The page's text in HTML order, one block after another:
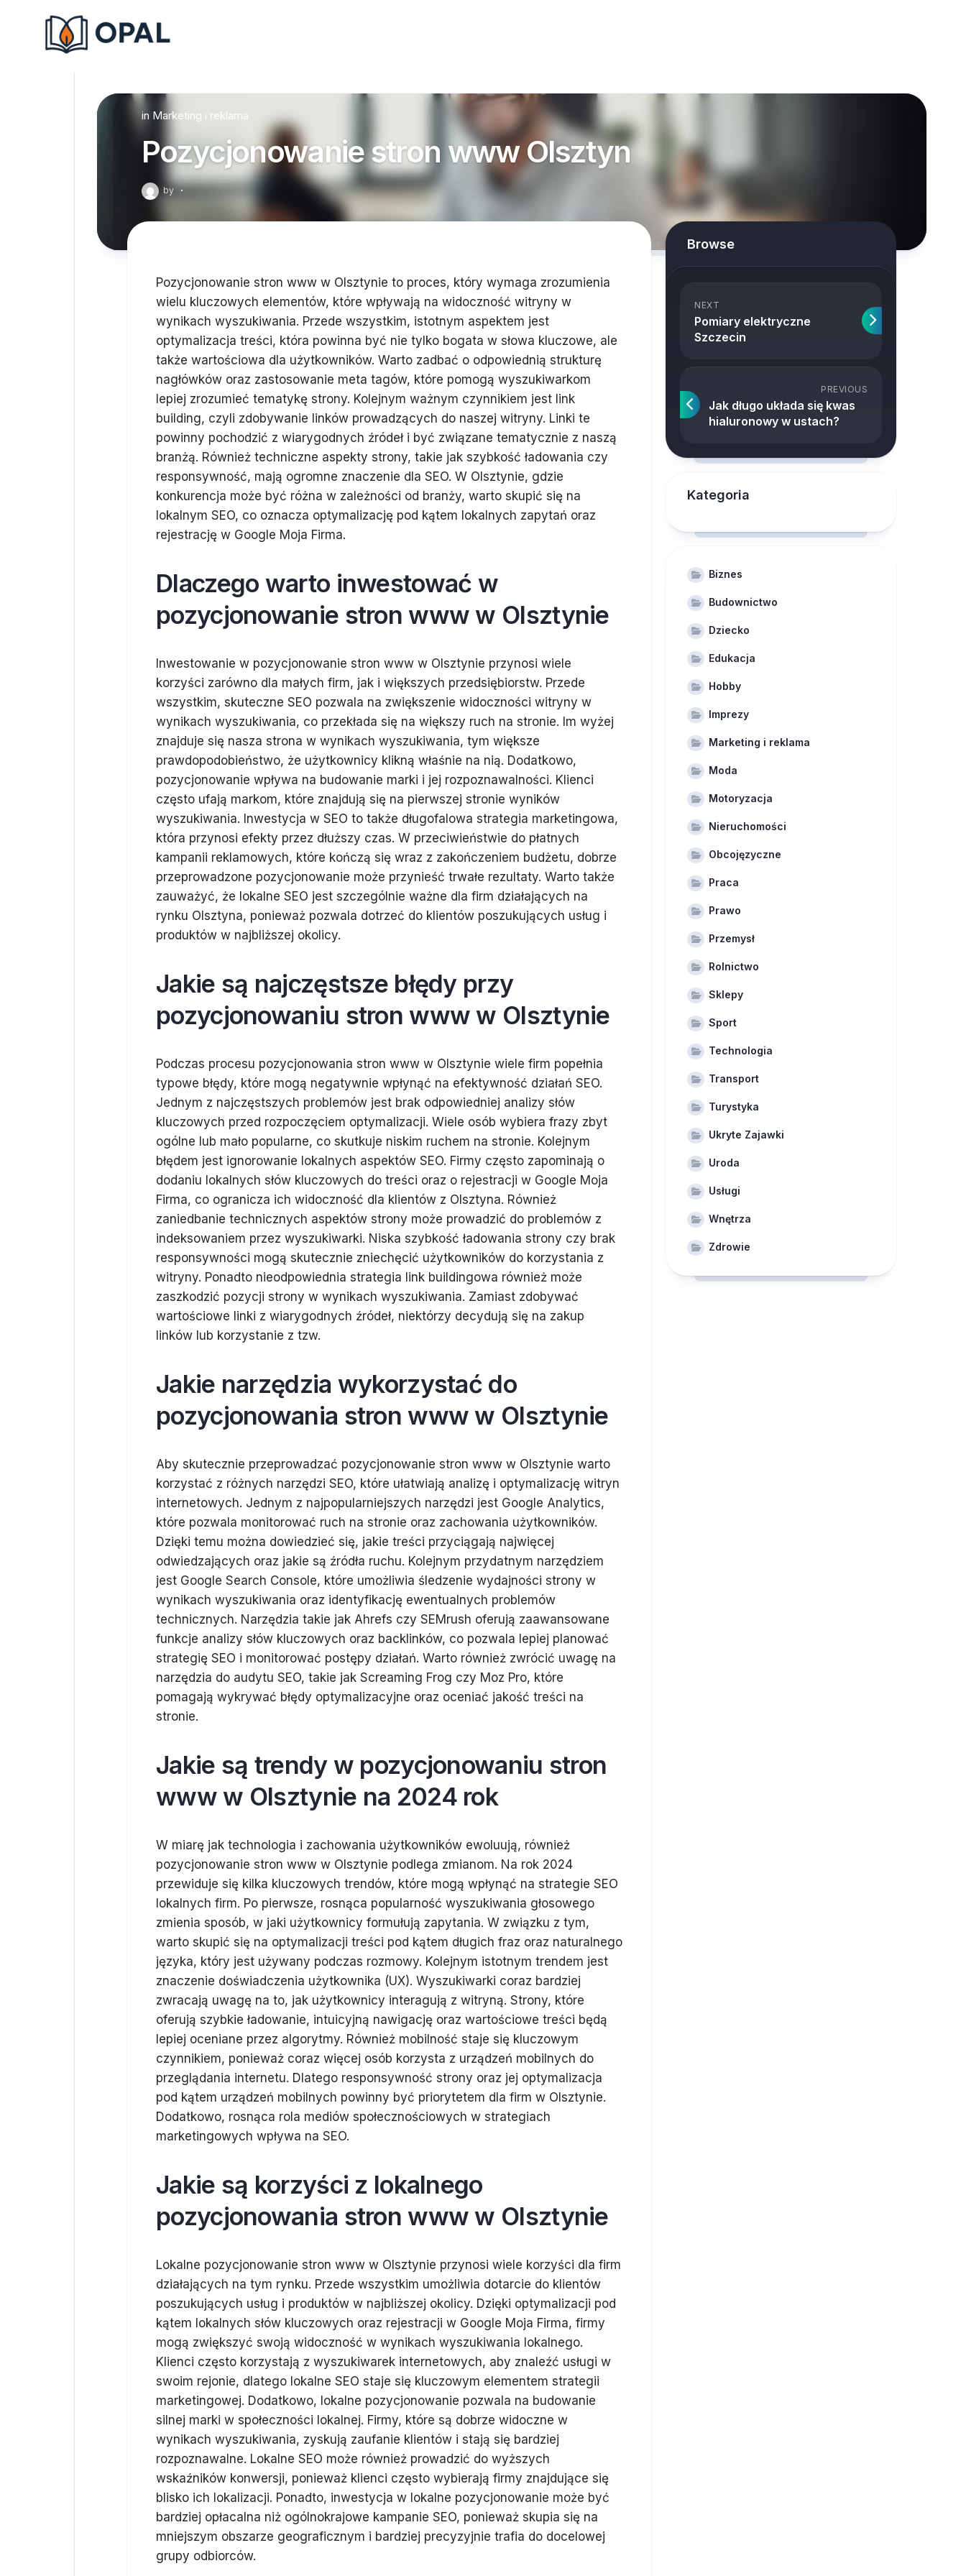
in Marketing i reklama
Pozycjonowanie stron www Olsztyn
by ·
Pozycjonowanie stron www w Olsztynie to proces, który wymaga zrozumienia
wielu kluczowych elementów, które wpływają na widoczność witryny w
wynikach wyszukiwania. Przede wszystkim, istotnym aspektem jest
optymalizacja treści, która powinna być nie tylko bogata w słowa kluczowe, ale
także wartościowa dla użytkowników. Warto zadbać o odpowiednią strukturę
nagłówków oraz zastosowanie meta tagów, które pomogą wyszukiwarkom
lepiej zrozumieć tematykę strony. Kolejnym ważnym czynnikiem jest link
building, czyli zdobywanie linków prowadzących do naszej witryny. Linki te
powinny pochodzić z wiarygodnych źródeł i być związane tematycznie z naszą
branżą. Również techniczne aspekty strony, takie jak szybkość ładowania czy
responsywność, mają ogromne znaczenie dla SEO. W Olsztynie, gdzie
konkurencja może być różna w zależności od branży, warto skupić się na
lokalnym SEO, co oznacza optymalizację pod kątem lokalnych zapytań oraz
rejestrację w Google Moja Firma.
Dlaczego warto inwestować w
pozycjonowanie stron www w Olsztynie
Inwestowanie w pozycjonowanie stron www w Olsztynie przynosi wiele
korzyści zarówno dla małych firm, jak i większych przedsiębiorstw. Przede
wszystkim, skuteczne SEO pozwala na zwiększenie widoczności witryny w
wynikach wyszukiwania, co przekłada się na większy ruch na stronie. Im wyżej
znajduje się nasza strona w wynikach wyszukiwania, tym większe
prawdopodobieństwo, że użytkownicy klikną właśnie na nią. Dodatkowo,
pozycjonowanie wpływa na budowanie marki i jej rozpoznawalności. Klienci
często ufają markom, które znajdują się na pierwszej stronie wyników
wyszukiwania. Inwestycja w SEO to także długofalowa strategia marketingowa,
która przynosi efekty przez dłuższy czas. W przeciwieństwie do płatnych
kampanii reklamowych, które kończą się wraz z zakończeniem budżetu, dobrze
przeprowadzone pozycjonowanie może przynieść trwałe rezultaty. Warto także
zauważyć, że lokalne SEO jest szczególnie ważne dla firm działających na
rynku Olsztyna, ponieważ pozwala dotrzeć do klientów poszukujących usług i
produktów w najbliższej okolicy.
Jakie są najczęstsze błędy przy
pozycjonowaniu stron www w Olsztynie
Podczas procesu pozycjonowania stron www w Olsztynie wiele firm popełnia
typowe błędy, które mogą negatywnie wpłynąć na efektywność działań SEO.
Jednym z najczęstszych problemów jest brak odpowiedniej analizy słów
kluczowych przed rozpoczęciem optymalizacji. Wiele osób wybiera frazy zbyt
ogólne lub mało popularne, co skutkuje niskim ruchem na stronie. Kolejnym
błędem jest ignorowanie lokalnych aspektów SEO. Firmy często zapominają o
dodaniu lokalnych słów kluczowych do treści oraz o rejestracji w Google Moja
Firma, co ogranicza ich widoczność dla klientów z Olsztyna. Również
zaniedbanie technicznych aspektów strony może prowadzić do problemów z
indeksowaniem przez wyszukiwarki. Niska szybkość ładowania strony czy brak
responsywności mogą skutecznie zniechęcić użytkowników do korzystania z
witryny. Ponadto nieodpowiednia strategia link buildingowa również może
zaszkodzić pozycji strony w wynikach wyszukiwania. Zamiast zdobywać
wartościowe linki z wiarygodnych źródeł, niektórzy decydują się na zakup
linków lub korzystanie z tzw.
Jakie narzędzia wykorzystać do
pozycjonowania stron www w Olsztynie
Aby skutecznie przeprowadzać pozycjonowanie stron www w Olsztynie warto
korzystać z różnych narzędzi SEO, które ułatwiają analizę i optymalizację witryn
internetowych. Jednym z najpopularniejszych narzędzi jest Google Analytics,
które pozwala monitorować ruch na stronie oraz zachowania użytkowników.
Dzięki temu można dowiedzieć się, jakie treści przyciągają najwięcej
odwiedzających oraz jakie są źródła ruchu. Kolejnym przydatnym narzędziem
jest Google Search Console, które umożliwia śledzenie wydajności strony w
wynikach wyszukiwania oraz identyfikację ewentualnych problemów
technicznych. Narzędzia takie jak Ahrefs czy SEMrush oferują zaawansowane
funkcje analizy słów kluczowych oraz backlinków, co pozwala lepiej planować
strategię SEO i monitorować postępy działań. Warto również zwrócić uwagę na
narzędzia do audytu SEO, takie jak Screaming Frog czy Moz Pro, które
pomagają wykrywać błędy optymalizacyjne oraz oceniać jakość treści na
stronie.
Jakie są trendy w pozycjonowaniu stron
www w Olsztynie na 2024 rok
W miarę jak technologia i zachowania użytkowników ewoluują, również
pozycjonowanie stron www w Olsztynie podlega zmianom. Na rok 2024
przewiduje się kilka kluczowych trendów, które mogą wpłynąć na strategie SEO
lokalnych firm. Po pierwsze, rosnąca popularność wyszukiwania głosowego
zmienia sposób, w jaki użytkownicy formułują zapytania. W związku z tym,
warto skupić się na optymalizacji treści pod kątem długich fraz oraz naturalnego
języka, który jest używany podczas rozmowy. Kolejnym istotnym trendem jest
znaczenie doświadczenia użytkownika (UX). Wyszukiwarki coraz bardziej
zwracają uwagę na to, jak użytkownicy interagują z witryną. Strony, które
oferują szybkie ładowanie, intuicyjną nawigację oraz wartościowe treści będą
lepiej oceniane przez algorytmy. Również mobilność staje się kluczowym
czynnikiem, ponieważ coraz więcej osób korzysta z urządzeń mobilnych do
przeglądania internetu. Dlatego responsywność strony oraz jej optymalizacja
pod kątem urządzeń mobilnych powinny być priorytetem dla firm w Olsztynie.
Dodatkowo, rosnąca rola mediów społecznościowych w strategiach
marketingowych wpływa na SEO.
Jakie są korzyści z lokalnego
pozycjonowania stron www w Olsztynie
Lokalne pozycjonowanie stron www w Olsztynie przynosi wiele korzyści dla firm
działających na tym rynku. Przede wszystkim umożliwia dotarcie do klientów
poszukujących usług i produktów w najbliższej okolicy. Dzięki optymalizacji pod
kątem lokalnych słów kluczowych oraz rejestracji w Google Moja Firma, firmy
mogą zwiększyć swoją widoczność w wynikach wyszukiwania lokalnego.
Klienci często korzystają z wyszukiwarek internetowych, aby znaleźć usługi w
swoim rejonie, dlatego lokalne SEO staje się kluczowym elementem strategii
marketingowej. Dodatkowo, lokalne pozycjonowanie pozwala na budowanie
silnej marki w społeczności lokalnej. Firmy, które są dobrze widoczne w
wynikach wyszukiwania, zyskują zaufanie klientów i stają się bardziej
rozpoznawalne. Lokalne SEO może również prowadzić do wyższych
wskaźników konwersji, ponieważ klienci często wybierają firmy znajdujące się
blisko ich lokalizacji. Ponadto, inwestycja w lokalne pozycjonowanie może być
bardziej opłacalna niż ogólnokrajowe kampanie SEO, ponieważ skupia się na
mniejszym obszarze geograficznym i bardziej precyzyjnie trafia do docelowej
grupy odbiorców.
Browse
NEXT
Pomiary elektryczne
Szczecin
PREVIOUS
Jak długo układa się kwas
hialuronowy w ustach?
Kategoria
Biznes
Budownictwo
Dziecko
Edukacja
Hobby
Imprezy
Marketing i reklama
Moda
Motoryzacja
Nieruchomości
Obcojęzyczne
Praca
Prawo
Przemysł
Rolnictwo
Sklepy
Sport
Technologia
Transport
Turystyka
Ukryte Zajawki
Uroda
Usługi
Wnętrza
Zdrowie